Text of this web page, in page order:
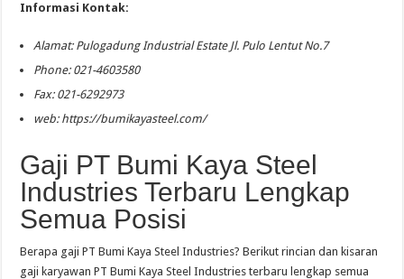
Informasi Kontak:
Alamat: Pulogadung Industrial Estate Jl. Pulo Lentut No.7
Phone: 021-4603580
Fax: 021-6292973
web: https://bumikayasteel.com/
Gaji PT Bumi Kaya Steel
Industries Terbaru Lengkap
Semua Posisi
Berapa gaji PT Bumi Kaya Steel Industries? Berikut rincian dan kisaran
gaji karyawan PT Bumi Kaya Steel Industries terbaru lengkap semua